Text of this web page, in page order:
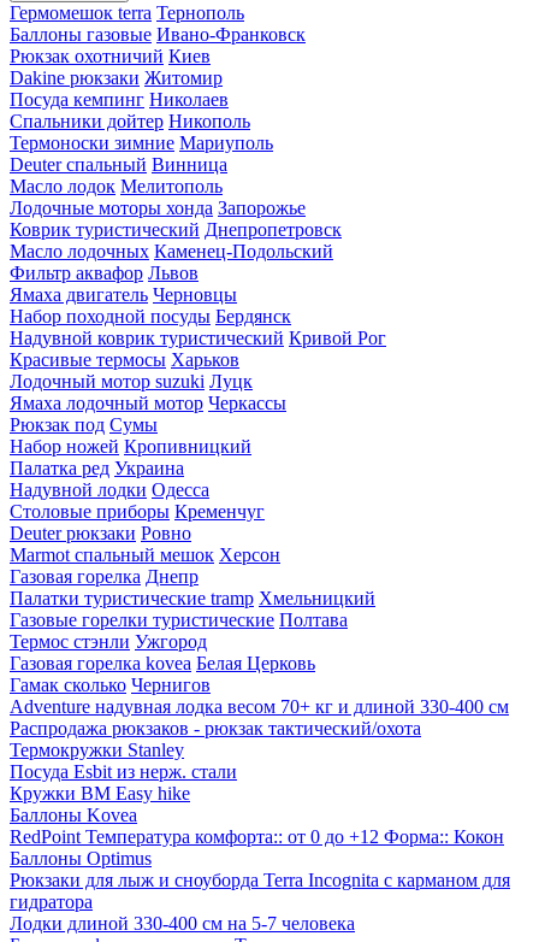
Гермомешок terra Тернополь
Баллоны газовые Ивано-Франковск
Рюкзак охотничий Киев
Dakine рюкзаки Житомир
Посуда кемпинг Николаев
Спальники дойтер Никополь
Термоноски зимние Мариуполь
Deuter спальный Винница
Масло лодок Мелитополь
Лодочные моторы хонда Запорожье
Коврик туристический Днепропетровск
Масло лодочных Каменец-Подольский
Фильтр аквафор Львов
Ямаха двигатель Черновцы
Набор походной посуды Бердянск
Надувной коврик туристический Кривой Рог
Красивые термосы Харьков
Лодочный мотор suzuki Луцк
Ямаха лодочный мотор Черкассы
Рюкзак под Сумы
Набор ножей Кропивницкий
Палатка ред Украина
Надувной лодки Одесса
Столовые приборы Кременчуг
Deuter рюкзаки Ровно
Marmot спальный мешок Херсон
Газовая горелка Днепр
Палатки туристические tramp Хмельницкий
Газовые горелки туристические Полтава
Термос стэнли Ужгород
Газовая горелка kovea Белая Церковь
Гамак сколько Чернигов
Adventure надувная лодка весом 70+ кг и длиной 330-400 см
Распродажа рюкзаков - рюкзак тактический/охота
Термокружки Stanley
Посуда Esbit из нерж. стали
Кружки BM Easy hike
Баллоны Kovea
RedPoint Температура комфорта:: от 0 до +12 Форма:: Кокон
Баллоны Optimus
Рюкзаки для лыж и сноуборда Terra Incognita с карманом для
гидратора
Лодки длиной 330-400 см на 5-7 человека